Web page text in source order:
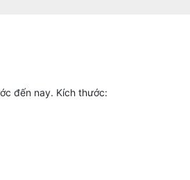
đến nay. Kích thước: